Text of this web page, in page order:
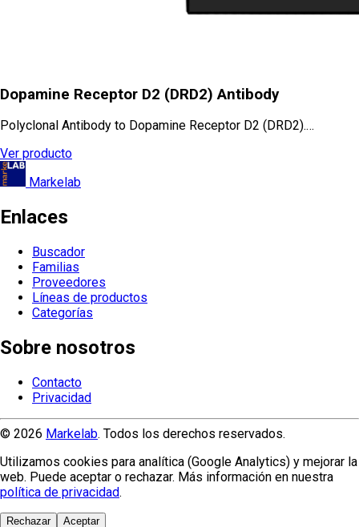
Dopamine Receptor D2 (DRD2) Antibody
Polyclonal Antibody to Dopamine Receptor D2 (DRD2).…
Ver producto
Markelab
Enlaces
Buscador
Familias
Proveedores
Líneas de productos
Categorías
Sobre nosotros
Contacto
Privacidad
© 2026 Markelab. Todos los derechos reservados.
Utilizamos cookies para analítica (Google Analytics) y mejorar la
web. Puede aceptar o rechazar. Más información en nuestra
política de privacidad.
Rechazar Aceptar